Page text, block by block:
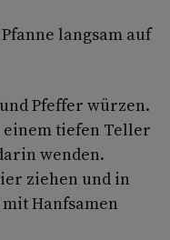
langsam auf
Pfeffer würzen.
tiefen Teller
wenden.
ziehen und in
Hanfsamen